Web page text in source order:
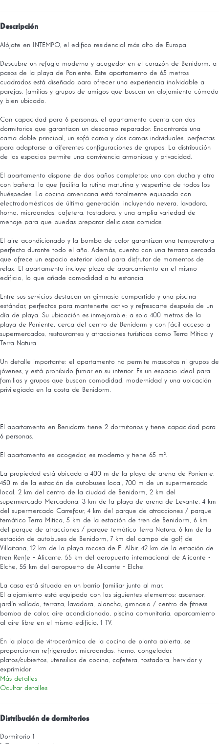
Descripción
Alójate en INTEMPO, el edifico residencial más alto de Europa
Descubre un refugio moderno y acogedor en el corazón de Benidorm, a
pasos de la playa de Poniente. Este apartamento de 65 metros
cuadrados está diseñado para ofrecer una experiencia inolvidable a
parejas, familias y grupos de amigos que buscan un alojamiento cómodo
y bien ubicado.
Con capacidad para 6 personas, el apartamento cuenta con dos
dormitorios que garantizan un descanso reparador. Encontrarás una
cama doble principal, un sofá cama y dos camas individuales, perfectas
para adaptarse a diferentes configuraciones de grupos. La distribución
de los espacios permite una convivencia armoniosa y privacidad.
El apartamento dispone de dos baños completos: uno con ducha y otro
con bañera, lo que facilita la rutina matutina y vespertina de todos los
huéspedes. La cocina americana está totalmente equipada con
electrodomésticos de última generación, incluyendo nevera, lavadora,
horno, microondas, cafetera, tostadora, y una amplia variedad de
menaje para que puedas preparar deliciosas comidas.
El aire acondicionado y la bomba de calor garantizan una temperatura
perfecta durante todo el año. Además, cuenta con una terraza cercada
que ofrece un espacio exterior ideal para disfrutar de momentos de
relax. El apartamento incluye plaza de aparcamiento en el mismo
edificio, lo que añade comodidad a tu estancia.
Entre sus servicios destacan un gimnasio compartido y una piscina
estándar, perfectos para mantenerte activo y refrescarte después de un
día de playa. Su ubicación es inmejorable: a solo 400 metros de la
playa de Poniente, cerca del centro de Benidorm y con fácil acceso a
supermercados, restaurantes y atracciones turísticas como Terra Mítica y
Terra Natura.
Un detalle importante: el apartamento no permite mascotas ni grupos de
jóvenes, y está prohibido fumar en su interior. Es un espacio ideal para
familias y grupos que buscan comodidad, modernidad y una ubicación
privilegiada en la costa de Benidorm.
El apartamento en Benidorm tiene 2 dormitorios y tiene capacidad para
6 personas.
El apartamento es acogedor, es moderno y tiene 65 m².
La propiedad está ubicada a 400 m de la playa de arena de Poniente,
450 m de la estación de autobuses local, 700 m de un supermercado
local, 2 km del centro de la ciudad de Benidorm, 2 km del
supermercado Mercadona, 3 km de la playa de arena de Levante, 4 km
del supermercado Carrefour, 4 km del parque de atracciones / parque
temático Terra Mitica, 5 km de la estación de tren de Benidorm, 6 km
del parque de atracciones / parque temático Terra Natura, 6 km de la
estación de autobuses de Benidorm, 7 km del campo de golf de
Villaitana, 12 km de la playa rocosa de El Albir, 42 km de la estación de
tren Renfe - Alicante, 55 km del aeropuerto internacional de Alicante -
Elche, 55 km del aeropuerto de Alicante - Elche.
La casa está situada en un barrio familiar junto al mar.
El alojamiento está equipado con los siguientes elementos: ascensor,
jardín vallado, terraza, lavadora, plancha, gimnasio / centro de fitness,
bomba de calor, aire acondicionado, piscina comunitaria, aparcamiento
al aire libre en el mismo edificio, 1 TV.
En la placa de vitrocerámica de la cocina de planta abierta, se
proporcionan refrigerador, microondas, horno, congelador,
platos/cubiertos, utensilios de cocina, cafetera, tostadora, hervidor y
exprimidor.
Más detalles
Ocultar detalles
Distribución de dormitorios
Dormitorio 1